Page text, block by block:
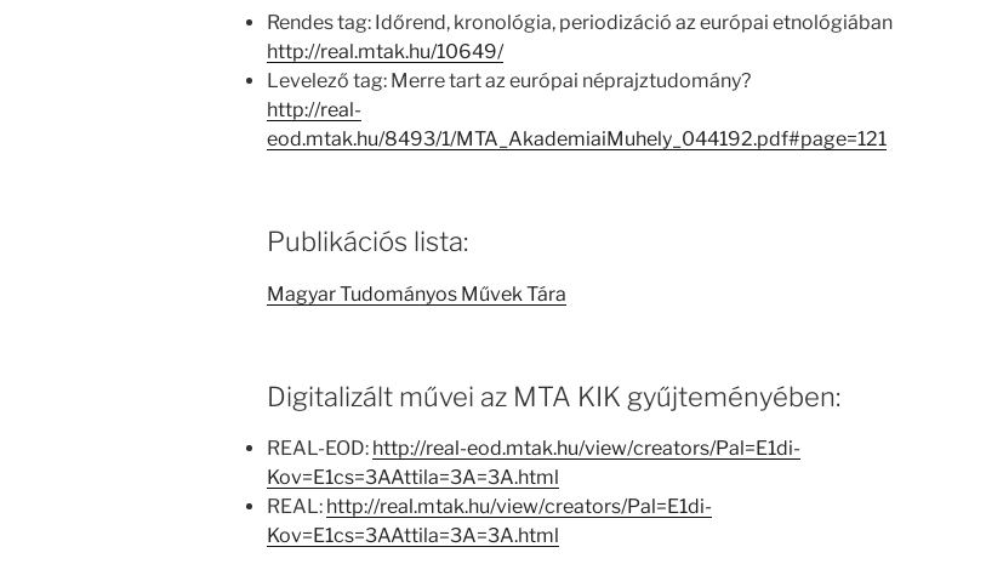
Rendes tag: Időrend, kronológia, periodizáció az európai etnológiában
http://real.mtak.hu/10649/
Levelező tag: Merre tart az európai néprajztudomány?
http://real-
eod.mtak.hu/8493/1/MTA_AkademiaiMuhely_044192.pdf#page=121
Publikációs lista:
Magyar Tudományos Művek Tára
Digitalizált művei az MTA KIK gyűjteményében:
REAL-EOD: http://real-eod.mtak.hu/view/creators/Pal=E1di-
Kov=E1cs=3AAttila=3A=3A.html
REAL: http://real.mtak.hu/view/creators/Pal=E1di-
Kov=E1cs=3AAttila=3A=3A.html